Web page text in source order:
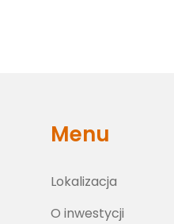
Menu
Lokalizacja
O inwestycji